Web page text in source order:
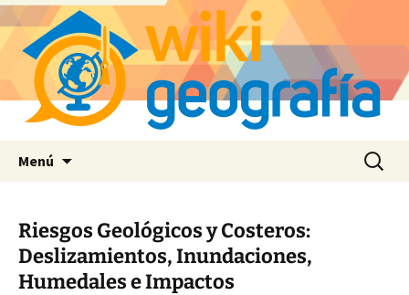
Menú Buscar:
Riesgos Geológicos y Costeros:
Deslizamientos, Inundaciones,
Humedales e Impactos